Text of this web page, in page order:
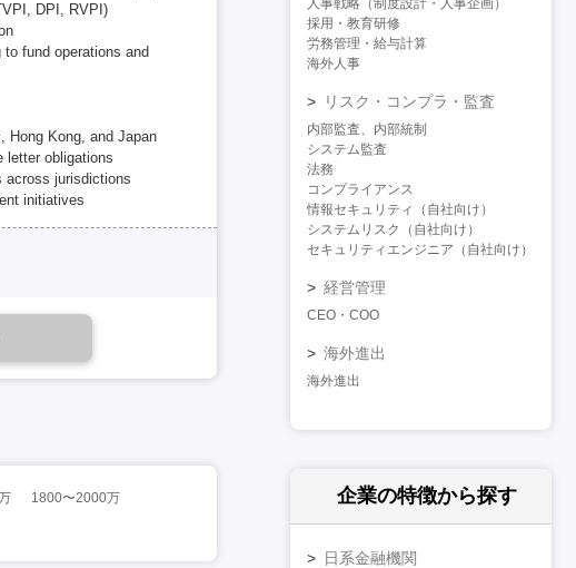
DPI, RVPI)
fund operations and
Hong Kong, and Japan
letter obligations
across jurisdictions
initiatives
1800〜2000万
人事戦略（制度設計・人事企画）
採用・教育研修
労務管理・給与計算
海外人事
リスク・コンプラ・監査
内部監査、内部統制
システム監査
法務
コンプライアンス
情報セキュリティ（自社向け）
システムリスク（自社向け）
セキュリティエンジニア（自社向け）
経営管理
CEO・COO
海外進出
海外進出
企業の特徴から探す
日系金融機関